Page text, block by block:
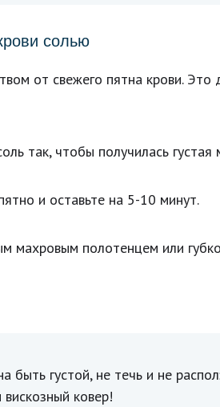
солью
от свежего пятна крови.
так, чтобы получилась
и оставьте на 5-10 минут.
махровым полотенцем или
густой, не течь и не
ковер!